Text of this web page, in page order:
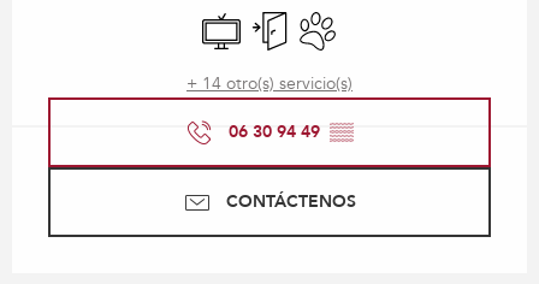
TelevisiónEntrada independiente
Se aceptan animales
+ 14 otro(s) servicio(s)
06 30 94 49 ▒▒
CONTÁCTENOS